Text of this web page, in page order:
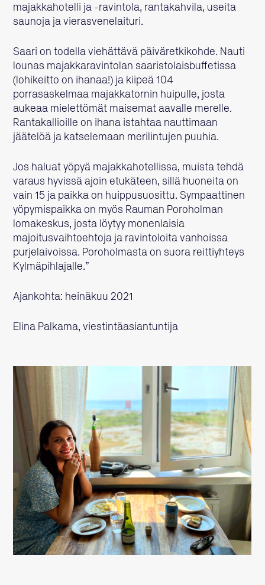
majakkahotelli ja -ravintola, rantakahvila, useita
saunoja ja vierasvenelaituri.
Saari on todella viehättävä päiväretkikohde. Nauti
lounas majakkaravintolan saaristolaisbuffetissa
(lohikeitto on ihanaa!) ja kiipeä 104
porrasaskelmaa majakkatornin huipulle, josta
aukeaa mielettömät maisemat aavalle merelle.
Rantakallioille on ihana istahtaa nauttimaan
jäätelöä ja katselemaan merilintujen puuhia.
Jos haluat yöpyä majakkahotellissa, muista tehdä
varaus hyvissä ajoin etukäteen, sillä huoneita on
vain 15 ja paikka on huippusuosittu. Sympaattinen
yöpymispaikka on myös Rauman Poroholman
lomakeskus, josta löytyy monenlaisia
majoitusvaihtoehtoja ja ravintoloita vanhoissa
purjelaivoissa. Poroholmasta on suora reittiyhteys
Kylmäpihlajalle.”
Ajankohta: heinäkuu 2021
Elina Palkama, viestintäasiantuntija